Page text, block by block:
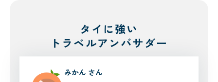
タイに強い
トラベルアンバサダー
みかん さん